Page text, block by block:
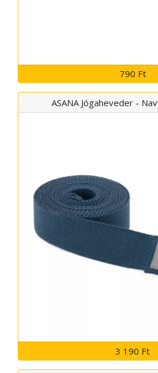
790 Ft
ASANA Jógaheveder -
3 190 Ft